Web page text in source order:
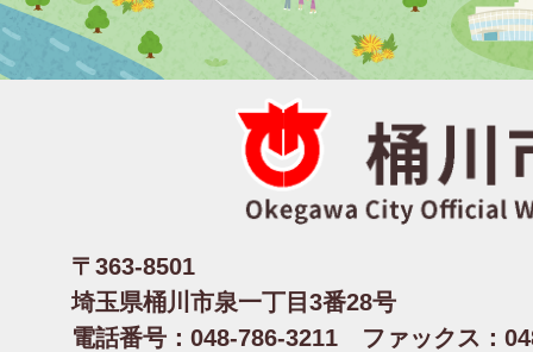
〒363-8501
埼玉県桶川市泉一丁目3番28号
電話番号：048-786-3211 ファックス：